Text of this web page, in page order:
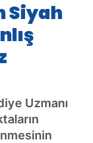
Siyah
Uzmanı